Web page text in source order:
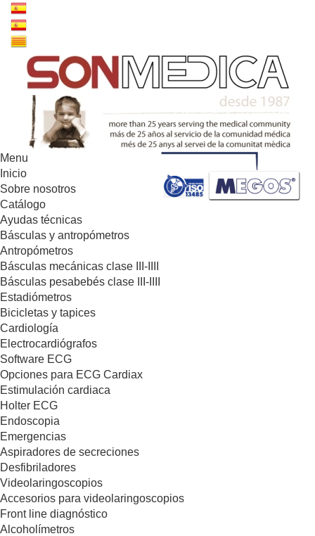
Menu
Inicio
Sobre nosotros
Catálogo
Ayudas técnicas
Básculas y antropómetros
Antropómetros
Básculas mecánicas clase III-IIII
Básculas pesabebés clase III-IIII
Estadiómetros
Bicicletas y tapices
Cardiología
Electrocardiógrafos
Software ECG
Opciones para ECG Cardiax
Estimulación cardiaca
Holter ECG
Endoscopia
Emergencias
Aspiradores de secreciones
Desfibriladores
Videolaringoscopios
Accesorios para videolaringoscopios
Front line diagnóstico
Alcoholímetros